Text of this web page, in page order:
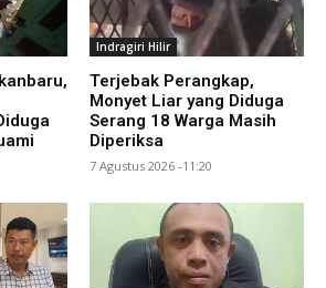
Indragiri Hilir
Terjebak Perangkap,
Monyet Liar yang Diduga
Serang 18 Warga Masih
Diperiksa
7 Agustus 2026 -11:20